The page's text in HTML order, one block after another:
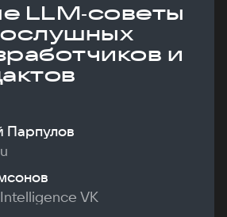
LLM‑советы
и
Парпулов
VK